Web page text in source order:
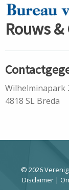
Rouws
Wilhelminapark
4818 SL Breda
© 2026
Disclaimer|